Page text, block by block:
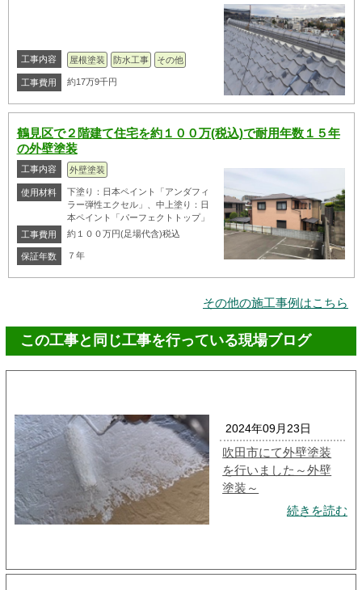
工事内容 屋根塗装 防水工事 その他
工事費用 約17万9千円
鶴見区で２階建て住宅を約１００万(税込)で耐用年数１５年
の外壁塗装
工事内容 外壁塗装
使用材料
下塗り：日本ペイント「アンダフィ
ラー弾性エクセル」、中上塗り：日
本ペイント「パーフェクトトップ」
工事費用
約１００万円(足場代含)税込
保証年数 ７年
その他の施工事例はこちら
この工事と同じ工事を行っている現場ブログ
2024年09月23日
吹田市にて外壁塗装
を行いました～外壁
塗装～
続きを読む